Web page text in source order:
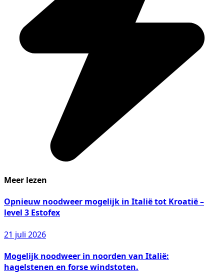
Meer lezen
Opnieuw noodweer mogelijk in Italië tot Kroatië –
level 3 Estofex
21 juli 2026
Mogelijk noodweer in noorden van Italië:
hagelstenen en forse windstoten.